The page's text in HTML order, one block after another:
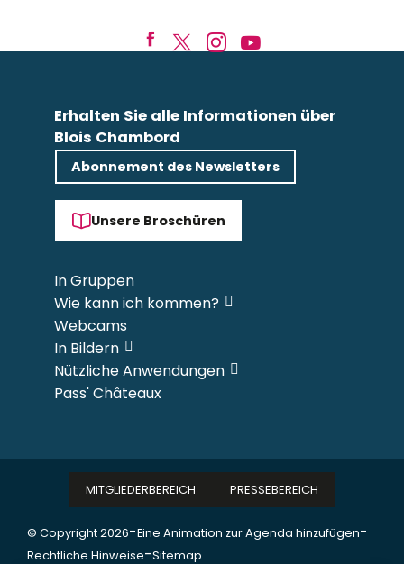
Erhalten Sie alle Informationen über
Blois Chambord
Abonnement des Newsletters
Unsere Broschüren
In Gruppen
Wie kann ich kommen?
Webcams
In Bildern
Nützliche Anwendungen
Pass' Châteaux
© Copyright 2026-Eine Animation zur Agenda hinzufügen-
Rechtliche Hinweise-Sitemap
MITGLIEDERBEREICH PRESSEBEREICH